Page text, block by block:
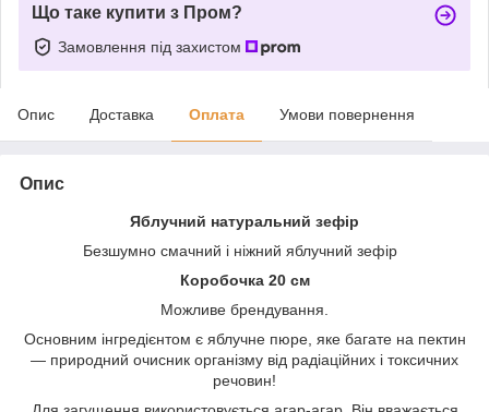
Що таке купити з Пром?
Замовлення під захистом
Опис Доставка Оплата Умови повернення
Опис
Яблучний натуральний зефір
Безшумно смачний і ніжний яблучний зефір
Коробочка 20 см
Можливе брендування.
Основним інгредієнтом є яблучне пюре, яке багате на пектин
— природний очисник організму від радіаційних і токсичних
речовин!